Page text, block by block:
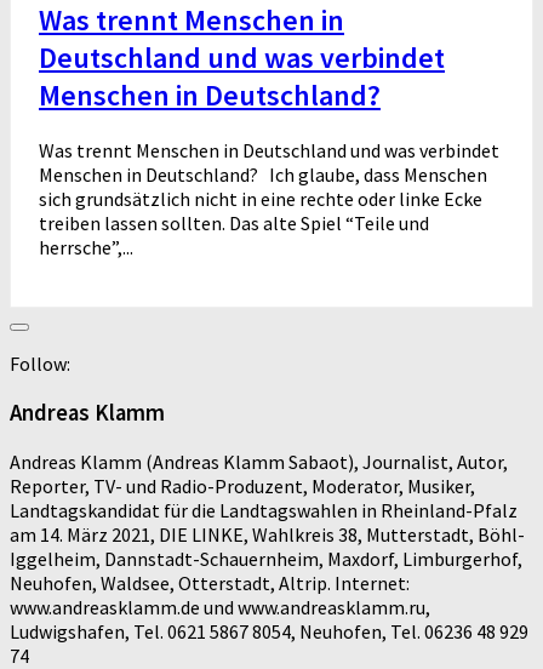
Was trennt Menschen in
Deutschland und was verbindet
Menschen in Deutschland?
Was trennt Menschen in Deutschland und was verbindet
Menschen in Deutschland? Ich glaube, dass Menschen
sich grundsätzlich nicht in eine rechte oder linke Ecke
treiben lassen sollten. Das alte Spiel “Teile und
herrsche”,...
Follow:
Andreas Klamm
Andreas Klamm (Andreas Klamm Sabaot), Journalist, Autor,
Reporter, TV- und Radio-Produzent, Moderator, Musiker,
Landtagskandidat für die Landtagswahlen in Rheinland-Pfalz
am 14. März 2021, DIE LINKE, Wahlkreis 38, Mutterstadt, Böhl-
Iggelheim, Dannstadt-Schauernheim, Maxdorf, Limburgerhof,
Neuhofen, Waldsee, Otterstadt, Altrip. Internet:
www.andreasklamm.de und www.andreasklamm.ru,
Ludwigshafen, Tel. 0621 5867 8054, Neuhofen, Tel. 06236 48 929
74